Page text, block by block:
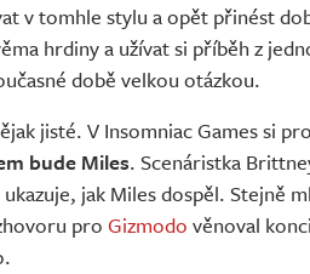
v tomhle stylu a opět přinést
hrdiny a užívat si příběh z
době velkou otázkou.
jisté. V Insomniac Games si
bude Miles. Scenáristka
jak Miles dospěl. Stejně
pro Gizmodo věnoval